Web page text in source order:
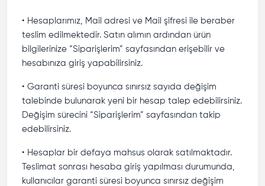
• Hesaplarımız, Mail adresi ve Mail şifresi ile beraber
teslim edilmektedir. Satın alımın ardından ürün
bilgilerinize “Siparişlerim” sayfasından erişebilir ve
hesabınıza giriş yapabilirsiniz.
• Garanti süresi boyunca sınırsız sayıda değişim
talebinde bulunarak yeni bir hesap talep edebilirsiniz.
Değişim sürecini “Siparişlerim” sayfasından takip
edebilirsiniz.
• Hesaplar bir defaya mahsus olarak satılmaktadır.
Teslimat sonrası hesaba giriş yapılması durumunda,
kullanıcılar garanti süresi boyunca sınırsız değişim